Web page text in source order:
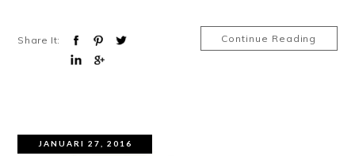
Share It: Continue Reading
JANUARI 27, 2016